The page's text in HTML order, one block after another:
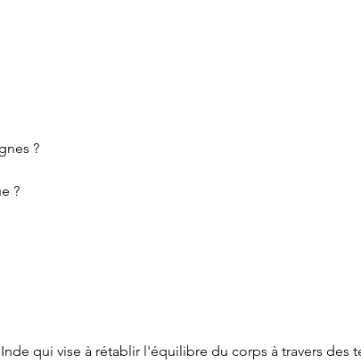
?
?
qui vise à rétablir l'équilibre du corps à travers des